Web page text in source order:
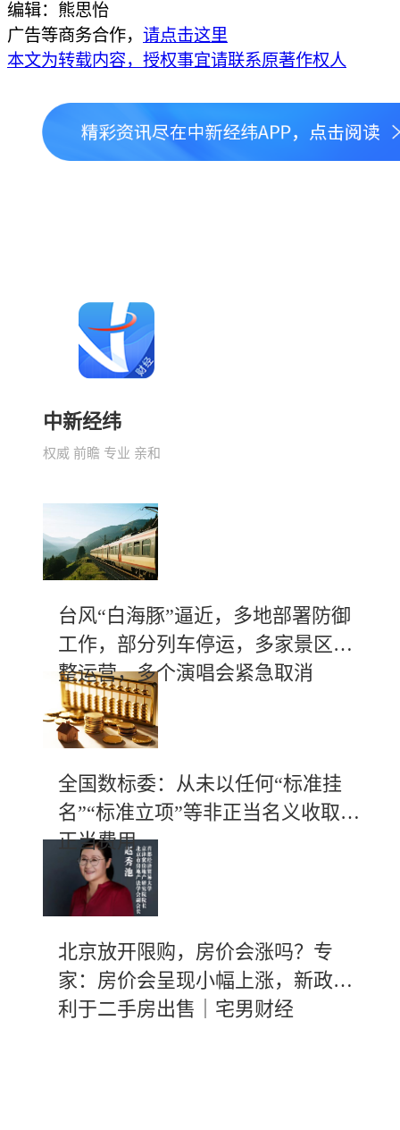
编辑：熊思怡
广告等商务合作， 请点击这里
本文为转载内容，授权事宜请联系原著作权人
中新经纬
权威 前瞻 专业 亲和
台风“白海豚”逼近，多地部署防御
工作，部分列车停运，多家景区调
整运营，多个演唱会紧急取消
全国数标委：从未以任何“标准挂
名”“标准立项”等非正当名义收取不
正当费用
北京放开限购，房价会涨吗？专
家：房价会呈现小幅上涨，新政有
利于二手房出售｜宅男财经